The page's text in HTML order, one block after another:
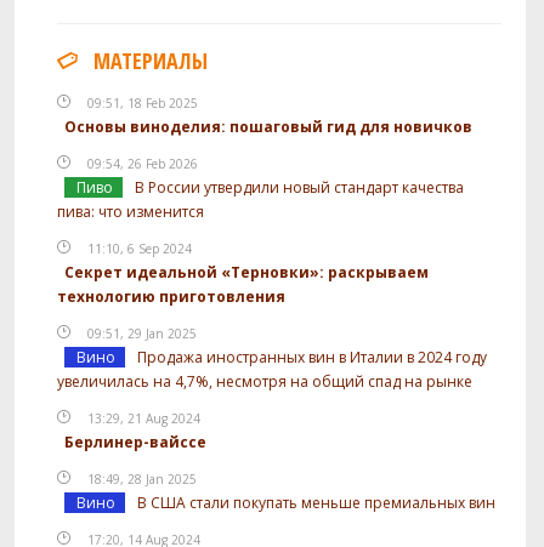
МАТЕРИАЛЫ
09:51, 18 Feb 2025
Основы виноделия: пошаговый гид для новичков
09:54, 26 Feb 2026
Пиво
В России утвердили новый стандарт качества
пива: что изменится
11:10, 6 Sep 2024
Секрет идеальной «Терновки»: раскрываем
технологию приготовления
09:51, 29 Jan 2025
Вино
Продажа иностранных вин в Италии в 2024 году
увеличилась на 4,7%, несмотря на общий спад на рынке
13:29, 21 Aug 2024
Берлинер-вайссе
18:49, 28 Jan 2025
Вино В США стали покупать меньше премиальных вин
17:20, 14 Aug 2024